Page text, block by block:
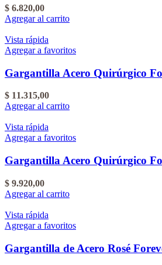
$ 6.820,00
Agregar al carrito
Vista rápida
Agregar a favoritos
Gargantilla Acero Quirúrgico
$ 11.315,00
Agregar al carrito
Vista rápida
Agregar a favoritos
Gargantilla Acero Quirúrgico
$ 9.920,00
Agregar al carrito
Vista rápida
Agregar a favoritos
Gargantilla de Acero Rosé